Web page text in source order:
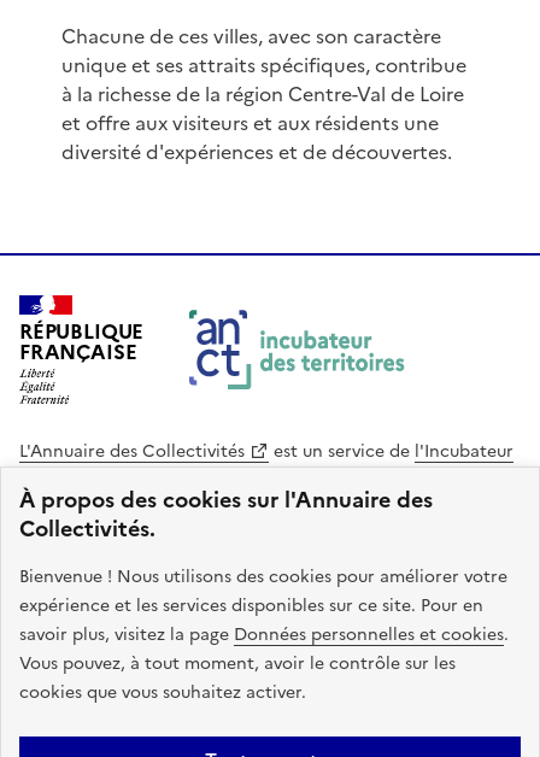
À propos des cookies sur l'Annuaire des
Collectivités.
Bienvenue ! Nous utilisons des cookies pour améliorer votre
expérience et les services disponibles sur ce site. Pour en
savoir plus, visitez la page Données personnelles et cookies.
Vous pouvez, à tout moment, avoir le contrôle sur les
cookies que vous souhaitez activer.
Chacune de ces villes, avec son caractère
unique et ses attraits spécifiques, contribue
à la richesse de la région Centre-Val de Loire
et offre aux visiteurs et aux résidents une
diversité d'expériences et de découvertes.
RÉPUBLIQUE
FRANÇAISE
L'Annuaire des Collectivités est un service de l'Incubateur
des Territoires
Cohésion des Territoires
. Le code source de ce site web
est disponible en licence libre. Le design de ce site est conçu
avec le système de design de l’État.
legifrance.gouv.fr
info.gouv.fr
service-public.gouv.fr
data.gouv.fr
Plan du site Accessibilite : non conforme Mentions légales